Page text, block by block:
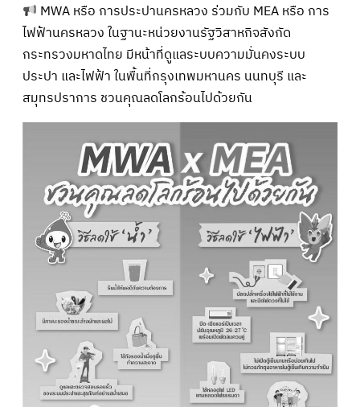
MWA หรือ การประปานครหลวง ร่วมกับ MEA หรือ การ
ไฟฟ้านครหลวง ในฐานะหน่วยงานรัฐวิสาหกิจสังกัด
กระทรวงมหาดไทย มีหน้าที่ดูแลระบบความมั่นคงระบบ
ประปา และไฟฟ้า ในพื้นที่กรุงเทพมหานคร นนทบุรี และ
สมุทรปราการ ชวนคุณลดโลกร้อนไปด้วยกัน